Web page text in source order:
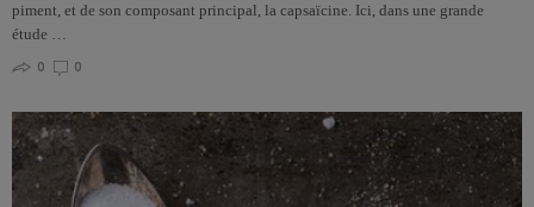
piment, et de son composant principal, la capsaïcine. Ici, dans une grande
étude …
0
0